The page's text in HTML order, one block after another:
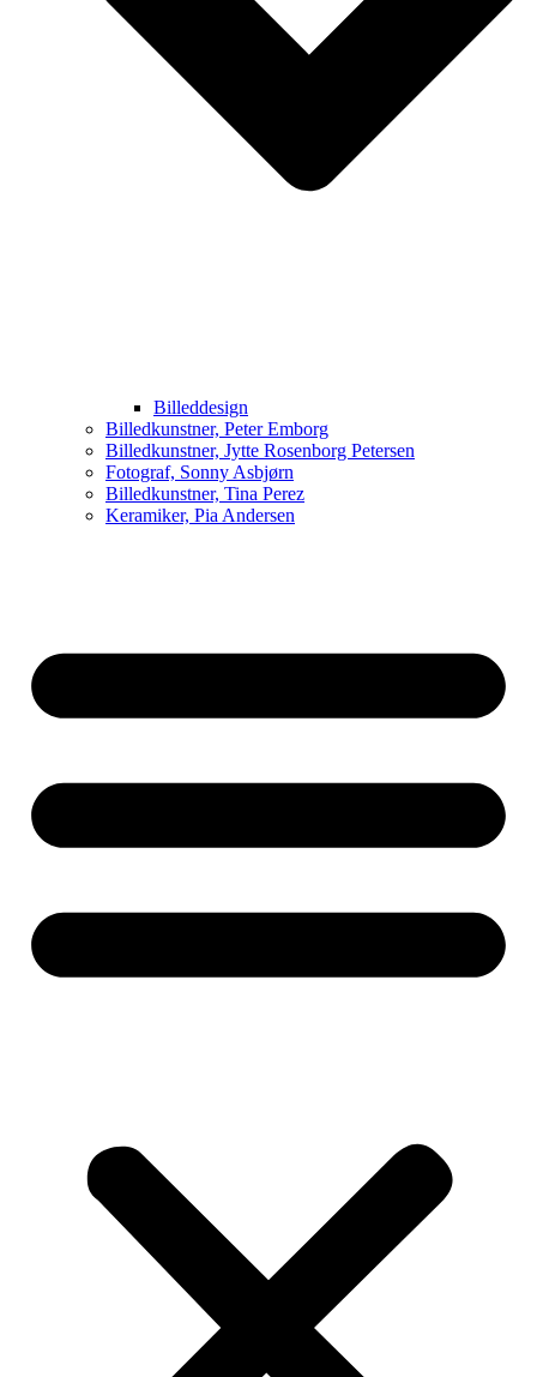
Billeddesign
Billedkunstner, Peter Emborg
Billedkunstner, Jytte Rosenborg Petersen
Fotograf, Sonny Asbjørn
Billedkunstner, Tina Perez
Keramiker, Pia Andersen